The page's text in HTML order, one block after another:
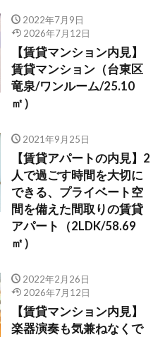
2022年7月9日
2026年7月12日
【賃貸マンション内見】
賃貸マンション（台東区
竜泉/ワンルーム/25.10
㎡）
2021年9月25日
【賃貸アパートの内見】2
人で過ごす時間を大切に
できる、プライベート空
間を備えた間取りの賃貸
アパート（2LDK/58.69
㎡）
2022年2月26日
2026年7月12日
【賃貸マンション内見】
楽器演奏も気兼ねなくで